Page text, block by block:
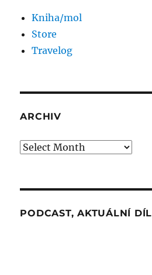
Kniha/mol
Store
Travelog
ARCHIV
Archiv
PODCAST, AKTUÁLNÍ DÍL